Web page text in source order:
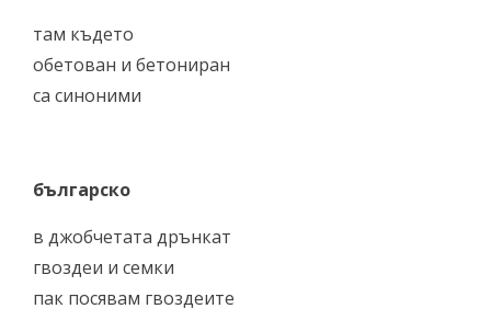
там където
обетован и бетониран
са синоними
българско
в джобчетата дрънкат
гвоздеи и семки
пак посявам гвоздеите